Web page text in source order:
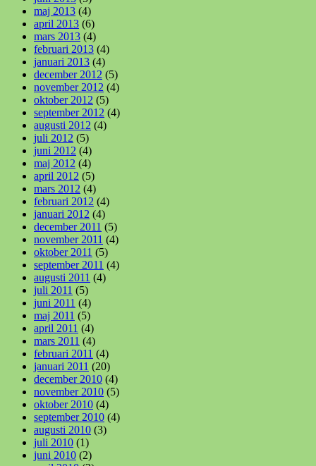
maj 2013 (4)
april 2013 (6)
mars 2013 (4)
februari 2013 (4)
januari 2013 (4)
december 2012 (5)
november 2012 (4)
oktober 2012 (5)
september 2012 (4)
augusti 2012 (4)
juli 2012 (5)
juni 2012 (4)
maj 2012 (4)
april 2012 (5)
mars 2012 (4)
februari 2012 (4)
januari 2012 (4)
december 2011 (5)
november 2011 (4)
oktober 2011 (5)
september 2011 (4)
augusti 2011 (4)
juli 2011 (5)
juni 2011 (4)
maj 2011 (5)
april 2011 (4)
mars 2011 (4)
februari 2011 (4)
januari 2011 (20)
december 2010 (4)
november 2010 (5)
oktober 2010 (4)
september 2010 (4)
augusti 2010 (3)
juli 2010 (1)
juni 2010 (2)